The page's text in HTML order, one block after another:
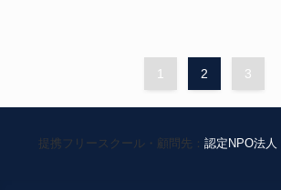
1 2 3
提携フリースクール・顧問先： 認定NPO法人